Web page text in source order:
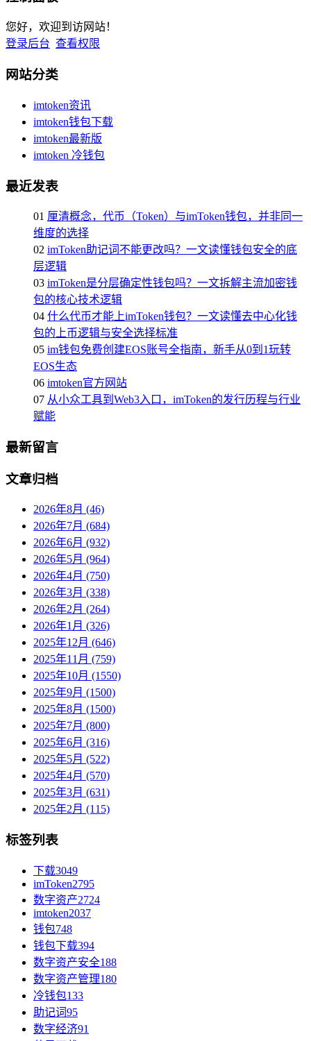
您好，欢迎到访网站！
登录后台 查看权限
网站分类
imtoken资讯
imtoken钱包下载
imtoken最新版
imtoken 冷钱包
最近发表
01 厘清概念，代币（Token）与imToken钱包，并非同一
维度的选择
02 imToken助记词不能更改吗？一文读懂钱包安全的底
层逻辑
03 imToken是分层确定性钱包吗？一文拆解主流加密钱
包的核心技术逻辑
04 什么代币才能上imToken钱包？一文读懂去中心化钱
包的上币逻辑与安全选择标准
05 im钱包免费创建EOS账号全指南，新手从0到1玩转
EOS生态
06 imtoken官方网站
07 从小众工具到Web3入口，imToken的发行历程与行业
赋能
最新留言
文章归档
2026年8月 (46)
2026年7月 (684)
2026年6月 (932)
2026年5月 (964)
2026年4月 (750)
2026年3月 (338)
2026年2月 (264)
2026年1月 (326)
2025年12月 (646)
2025年11月 (759)
2025年10月 (1550)
2025年9月 (1500)
2025年8月 (1500)
2025年7月 (800)
2025年6月 (316)
2025年5月 (522)
2025年4月 (570)
2025年3月 (631)
2025年2月 (115)
标签列表
下载3049
imToken2795
数字资产2724
imtoken2037
钱包748
钱包下载394
数字资产安全188
数字资产管理180
冷钱包133
助记词95
数字经济91